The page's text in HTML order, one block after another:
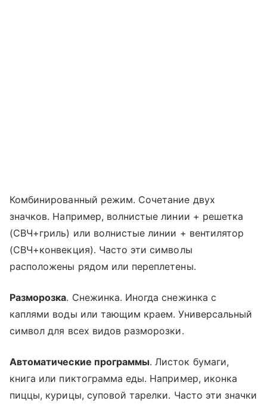
Комбинированный режим. Сочетание двух
значков. Например, волнистые линии + решетка
(СВЧ+гриль) или волнистые линии + вентилятор
(СВЧ+конвекция). Часто эти символы
расположены рядом или переплетены.
Разморозка. Снежинка. Иногда снежинка с
каплями воды или тающим краем. Универсальный
символ для всех видов разморозки.
Автоматические программы. Листок бумаги,
книга или пиктограмма еды. Например, иконка
пиццы, курицы, суповой тарелки. Часто эти значки